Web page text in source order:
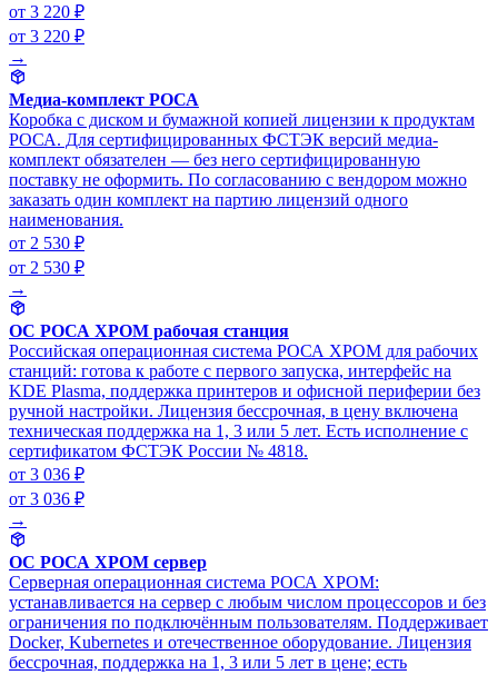
от 3 220 ₽
от 3 220 ₽
→
Медиа-комплект РОСА
Коробка с диском и бумажной копией лицензии к продуктам
РОСА. Для сертифицированных ФСТЭК версий медиа-
комплект обязателен — без него сертифицированную
поставку не оформить. По согласованию с вендором можно
заказать один комплект на партию лицензий одного
наименования.
от 2 530 ₽
от 2 530 ₽
→
ОС РОСА ХРОМ рабочая станция
Российская операционная система РОСА ХРОМ для рабочих
станций: готова к работе с первого запуска, интерфейс на
KDE Plasma, поддержка принтеров и офисной периферии без
ручной настройки. Лицензия бессрочная, в цену включена
техническая поддержка на 1, 3 или 5 лет. Есть исполнение с
сертификатом ФСТЭК России № 4818.
от 3 036 ₽
от 3 036 ₽
→
ОС РОСА ХРОМ сервер
Серверная операционная система РОСА ХРОМ:
устанавливается на сервер с любым числом процессоров и без
ограничения по подключённым пользователям. Поддерживает
Docker, Kubernetes и отечественное оборудование. Лицензия
бессрочная, поддержка на 1, 3 или 5 лет в цене; есть